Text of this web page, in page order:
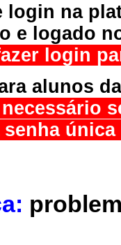
login na
e logado
login
alunos